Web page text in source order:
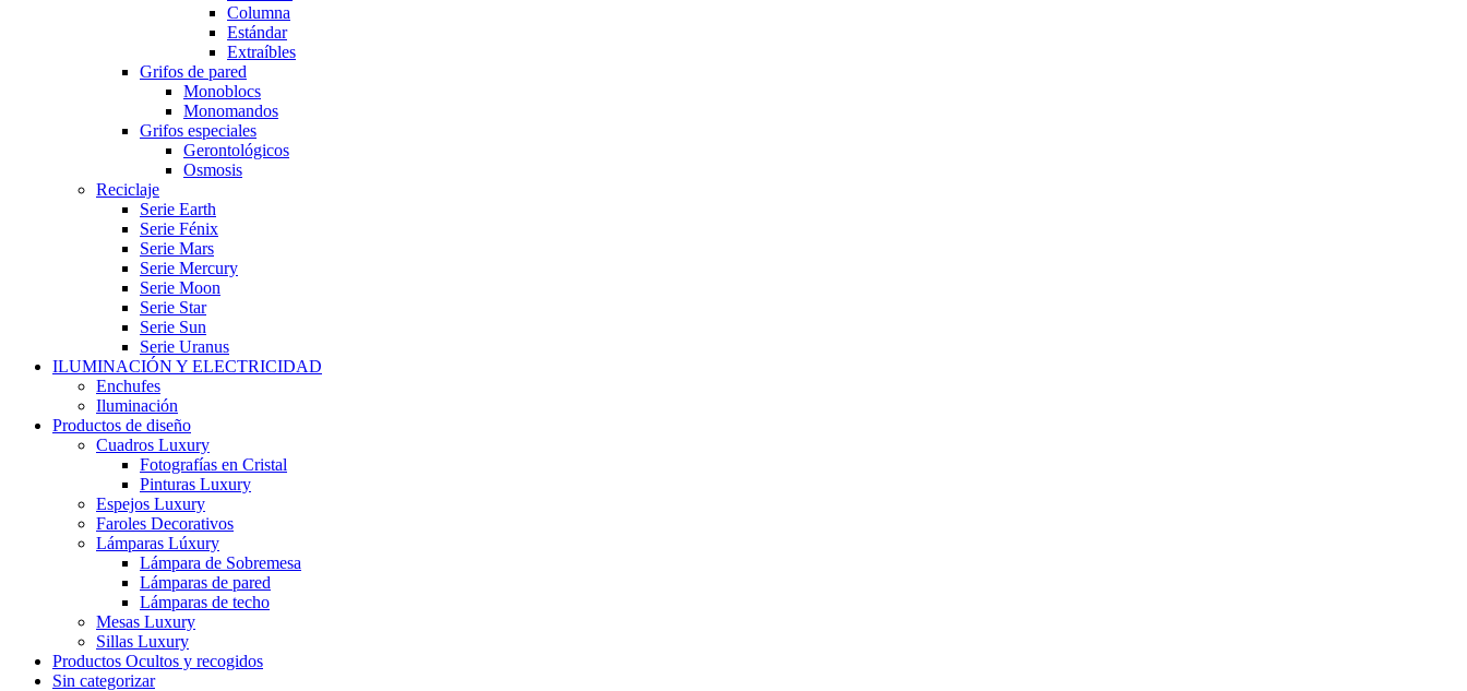
Columna
Estándar
Extraíbles
Grifos de pared
Monoblocs
Monomandos
Grifos especiales
Gerontológicos
Osmosis
Reciclaje
Serie Earth
Serie Fénix
Serie Mars
Serie Mercury
Serie Moon
Serie Star
Serie Sun
Serie Uranus
ILUMINACIÓN Y ELECTRICIDAD
Enchufes
Iluminación
Productos de diseño
Cuadros Luxury
Fotografías en Cristal
Pinturas Luxury
Espejos Luxury
Faroles Decorativos
Lámparas Lúxury
Lámpara de Sobremesa
Lámparas de pared
Lámparas de techo
Mesas Luxury
Sillas Luxury
Productos Ocultos y recogidos
Sin categorizar